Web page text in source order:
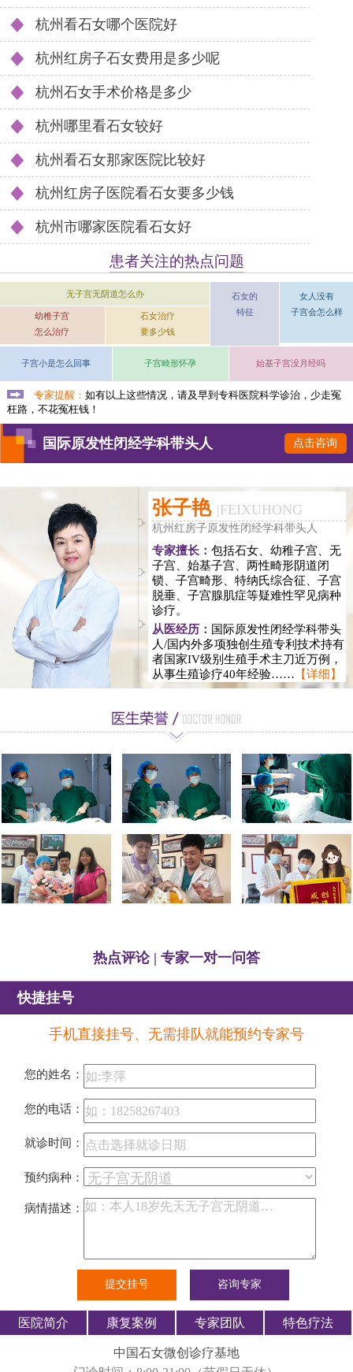
杭州看石女哪个医院好
杭州红房子石女费用是多少呢
杭州石女手术价格是多少
杭州哪里看石女较好
杭州看石女那家医院比较好
杭州红房子医院看石女要多少钱
杭州市哪家医院看石女好
患者关注的热点问题
无子宫无阴道怎么办
幼稚子宫
怎么治疗
石女治疗
要多少钱
石女的
特征
女人没有
子宫会怎么样
子宫小是怎么回事 子宫畸形怀孕 始基子宫没月经吗
专家提醒：如有以上这些情况，请及早到专科医院科学诊治，少走冤
枉路，不花冤枉钱！
国际原发性闭经学科带头人 点击咨询
张子艳 |FEIXUHONG
杭州红房子原发性闭经学科带头人
专家擅长： 包括石女、幼稚子宫、无
子宫、始基子宫、两性畸形阴道闭
锁、子宫畸形、特纳氏综合征、子宫
脱垂、子宫腺肌症等疑难性罕见病种
诊疗。
从医经历： 国际原发性闭经学科带头
人/国内外多项独创生殖专利技术持有
者国家IV级别生殖手术主刀近万例，
从事生殖诊疗40年经验…… 【详细】
热点评论 | 专家一对一问答
快捷挂号
手机直接挂号、无需排队就能预约专家号
您的姓名：
您的电话：
就诊时间：
预约病种：
病情描述：
医院简介 康复案例 专家团队 特色疗法
中国石女微创诊疗基地